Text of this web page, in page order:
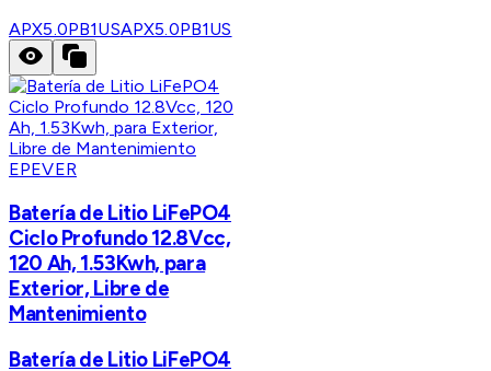
APX5.0PB1USAPX5.0PB1US
EPEVER
Batería de Litio LiFePO4
Ciclo Profundo 12.8Vcc,
120 Ah, 1.53Kwh, para
Exterior, Libre de
Mantenimiento
Batería de Litio LiFePO4